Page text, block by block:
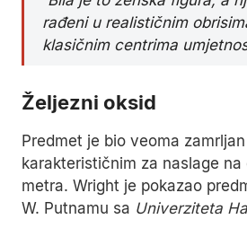
rađeni u realističnim
klasičnim centrima
Željezni oksid
Predmet je bio veoma
karakterističnim za naslage na
metra. Wright je pokazao
W. Putnamu sa Univerziteta